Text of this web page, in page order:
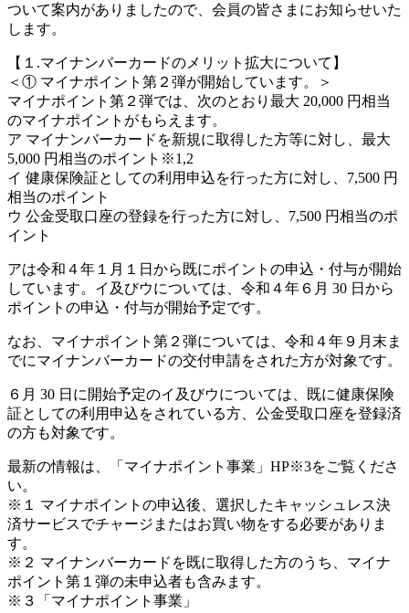
ついて案内がありましたので、会員の皆さまにお知らせいた
します。
【１.マイナンバーカードのメリット拡大について】
＜① マイナポイント第２弾が開始しています。＞
マイナポイント第２弾では、次のとおり最大 20,000 円相当
のマイナポイントがもらえます。
ア マイナンバーカードを新規に取得した方等に対し、最大
5,000 円相当のポイント※1,2
イ 健康保険証としての利用申込を行った方に対し、7,500 円
相当のポイント
ウ 公金受取口座の登録を行った方に対し、7,500 円相当のポ
イント
アは令和４年１月１日から既にポイントの申込・付与が開始
しています。イ及びウについては、令和４年６月 30 日から
ポイントの申込・付与が開始予定です。
なお、マイナポイント第２弾については、令和４年９月末ま
でにマイナンバーカードの交付申請をされた方が対象です。
６月 30 日に開始予定のイ及びウについては、既に健康保険
証としての利用申込をされている方、公金受取口座を登録済
の方も対象です。
最新の情報は、「マイナポイント事業」HP※3をご覧くださ
い。
※１ マイナポイントの申込後、選択したキャッシュレス決
済サービスでチャージまたはお買い物をする必要がありま
す。
※２ マイナンバーカードを既に取得した方のうち、マイナ
ポイント第１弾の未申込者も含みます。
※３「マイナポイント事業」